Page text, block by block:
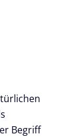
Begriff